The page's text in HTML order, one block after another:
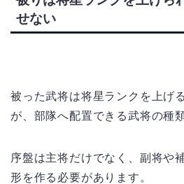
せない
被った武将は将星ランクを上げ
が、部隊へ配置できる武将の種
序盤は主将だけでなく、副将や
形を作る必要があります。